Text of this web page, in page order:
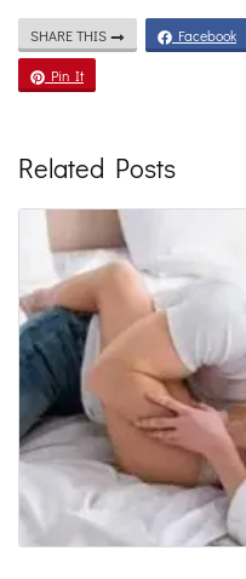
SHARE THIS Facebook
Pin It
Related Posts